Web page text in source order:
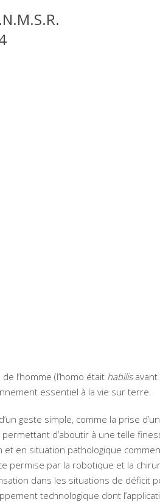
l’homme (l’homo était habilisavant
essentiel à la vie sur terre.
geste simple, comme la prise
d’aboutir à une telle
en situation pathologique
permise par la robotique et la
dans les situations de déficit
technologique dont